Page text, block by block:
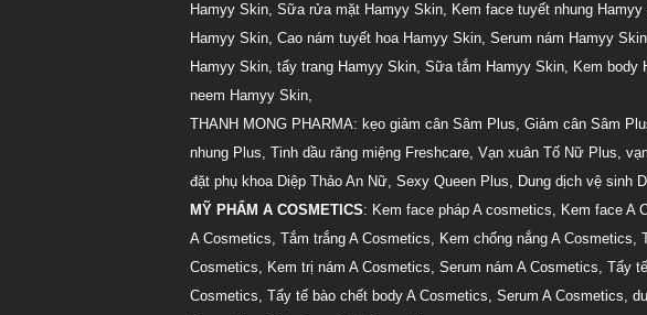
Hamyy Skin, Sữa rửa mặt Hamyy Skin, Kem face tuyết nhung Hamyy
Hamyy Skin, Cao nám tuyết hoa Hamyy Skin, Serum nám Hamyy Skin
Hamyy Skin, tẩy trang Hamyy Skin, Sữa tắm Hamyy Skin, Kem body
neem Hamyy Skin,
THANH MONG PHARMA: kẹo giảm cân Sâm Plus, Giảm cân Sâm
nhung Plus, Tinh dầu răng miệng Freshcare, Vạn xuân Tố Nữ Plus,
đặt phụ khoa Diệp Thảo An Nữ, Sexy Queen Plus, Dung dịch vệ sinh
MỸ PHẨM A COSMETICS: Kem face pháp A cosmetics, Kem face A
A Cosmetics, Tắm trắng A Cosmetics, Kem chống nắng A Cosmetics,
Cosmetics, Kem trị nám A Cosmetics, Serum nám A Cosmetics, Tẩy
Cosmetics, Tẩy tế bào chết body A Cosmetics, Serum A Cosmetics,